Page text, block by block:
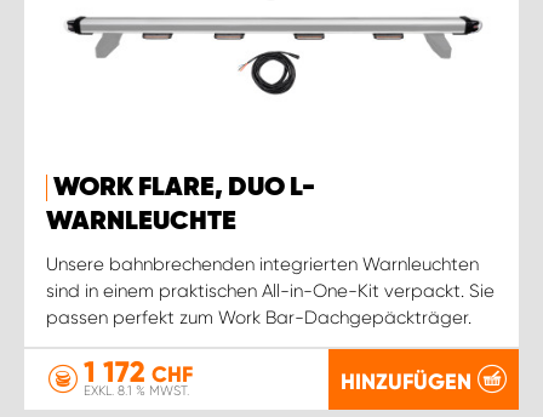
WORK FLARE, DUO L-
WARNLEUCHTE
Unsere bahnbrechenden integrierten Warnleuchten
sind in einem praktischen All-in-One-Kit verpackt. Sie
passen perfekt zum Work Bar-Dachgepäckträger.
1 172 CHF
EXKL. 8.1 % MWST. HINZUFÜGEN